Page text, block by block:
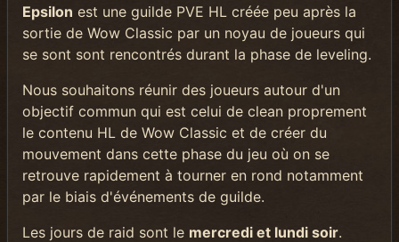
Epsilon est une guilde PVE HL créée peu après la
sortie de Wow Classic par un noyau de joueurs qui
se sont sont rencontrés durant la phase de leveling.
Nous souhaitons réunir des joueurs autour d'un
objectif commun qui est celui de clean proprement
le contenu HL de Wow Classic et de créer du
mouvement dans cette phase du jeu où on se
retrouve rapidement à tourner en rond notamment
par le biais d'événements de guilde.
Les jours de raid sont le mercredi et lundi soir.